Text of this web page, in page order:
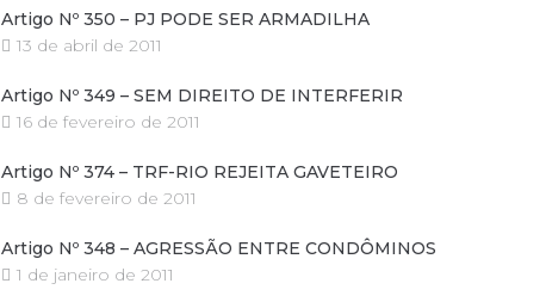
Artigo Nº 350 – PJ PODE SER ARMADILHA
13 de abril de 2011
Artigo Nº 349 – SEM DIREITO DE INTERFERIR
16 de fevereiro de 2011
Artigo Nº 374 – TRF-RIO REJEITA GAVETEIRO
8 de fevereiro de 2011
Artigo Nº 348 – AGRESSÃO ENTRE CONDÔMINOS
1 de janeiro de 2011